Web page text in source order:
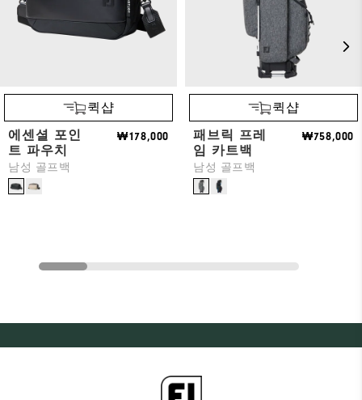
퀵샵
에센셜 포인
트 파우치
남성 골프백
₩178,000
퀵샵
패브릭 프레
임 카트백
남성 골프백
₩758,000